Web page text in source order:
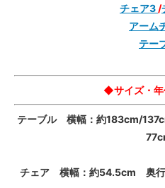
チェア3 /
アーム
テー
◆サイズ・
テーブル 横幅：約183cm/
チェア 横幅：約54.5cm 奥